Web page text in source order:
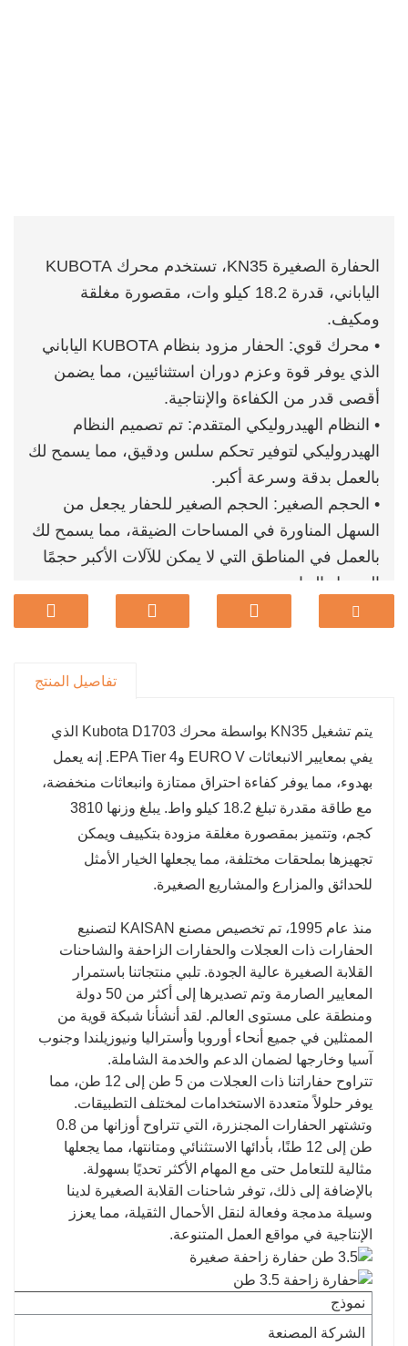
الحفارة الصغيرة KN35، تستخدم محرك KUBOTA
الياباني، قدرة 18.2 كيلو وات، مقصورة مغلقة
ومكيف.
• محرك قوي: الحفار مزود بنظام KUBOTA الياباني
الذي يوفر قوة وعزم دوران استثنائيين، مما يضمن
أقصى قدر من الكفاءة والإنتاجية.
• النظام الهيدروليكي المتقدم: تم تصميم النظام
الهيدروليكي لتوفير تحكم سلس ودقيق، مما يسمح لك
بالعمل بدقة وسرعة أكبر.
• الحجم الصغير: الحجم الصغير للحفار يجعل من
السهل المناورة في المساحات الضيقة، مما يسمح لك
بالعمل في المناطق التي لا يمكن للآلات الأكبر حجمًا
الوصول إليها.
تفاصيل المنتج
يتم تشغيل KN35 بواسطة محرك Kubota D1703 الذي
يفي بمعايير الانبعاثات EURO V وEPA Tier 4. إنه يعمل
بهدوء، مما يوفر كفاءة احتراق ممتازة وانبعاثات منخفضة،
مع طاقة مقدرة تبلغ 18.2 كيلو واط. يبلغ وزنها 3810
كجم، وتتميز بمقصورة مغلقة مزودة بتكييف ويمكن
تجهيزها بملحقات مختلفة، مما يجعلها الخيار الأمثل
للحدائق والمزارع والمشاريع الصغيرة.
منذ عام 1995، تم تخصيص مصنع KAISAN لتصنيع
الحفارات ذات العجلات والحفارات الزاحفة والشاحنات
القلابة الصغيرة عالية الجودة. تلبي منتجاتنا باستمرار
المعايير الصارمة وتم تصديرها إلى أكثر من 50 دولة
ومنطقة على مستوى العالم. لقد أنشأنا شبكة قوية من
الممثلين في جميع أنحاء أوروبا وأستراليا ونيوزيلندا وجنوب
آسيا وخارجها لضمان الدعم والخدمة الشاملة.
تتراوح حفاراتنا ذات العجلات من 5 طن إلى 12 طن، مما
يوفر حلولاً متعددة الاستخدامات لمختلف التطبيقات.
وتشتهر الحفارات المجنزرة، التي تتراوح أوزانها من 0.8
طن إلى 12 طنًا، بأدائها الاستثنائي ومتانتها، مما يجعلها
مثالية للتعامل حتى مع المهام الأكثر تحديًا بسهولة.
بالإضافة إلى ذلك، توفر شاحنات القلابة الصغيرة لدينا
وسيلة مدمجة وفعالة لنقل الأحمال الثقيلة، مما يعزز
الإنتاجية في مواقع العمل المتنوعة.
نموذج
الشركة المصنعة